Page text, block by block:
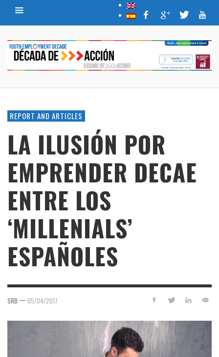
REPORT AND ARTICLES
LA ILUSIÓN POR
EMPRENDER DECAE
ENTRE LOS
‘MILLENIALS’
ESPAÑOLES
SRB — 05/04/2017